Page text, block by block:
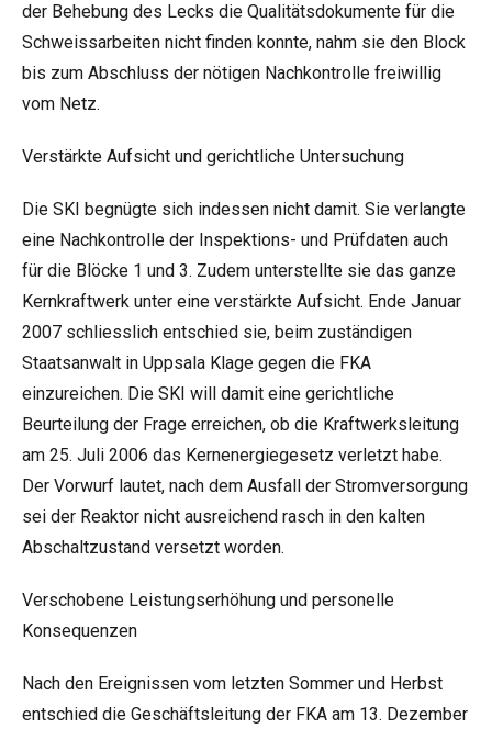
der Behebung des Lecks die Qualitätsdokumente für die
Schweissarbeiten nicht finden konnte, nahm sie den Block
bis zum Abschluss der nötigen Nachkontrolle freiwillig
vom Netz.
Verstärkte Aufsicht und gerichtliche Untersuchung
Die SKI begnügte sich indessen nicht damit. Sie verlangte
eine Nachkontrolle der Inspektions- und Prüfdaten auch
für die Blöcke 1 und 3. Zudem unterstellte sie das ganze
Kernkraftwerk unter eine verstärkte Aufsicht. Ende Januar
2007 schliesslich entschied sie, beim zuständigen
Staatsanwalt in Uppsala Klage gegen die FKA
einzureichen. Die SKI will damit eine gerichtliche
Beurteilung der Frage erreichen, ob die Kraftwerksleitung
am 25. Juli 2006 das Kernenergiegesetz verletzt habe.
Der Vorwurf lautet, nach dem Ausfall der Stromversorgung
sei der Reaktor nicht ausreichend rasch in den kalten
Abschaltzustand versetzt worden.
Verschobene Leistungserhöhung und personelle
Konsequenzen
Nach den Ereignissen vom letzten Sommer und Herbst
entschied die Geschäftsleitung der FKA am 13. Dezember